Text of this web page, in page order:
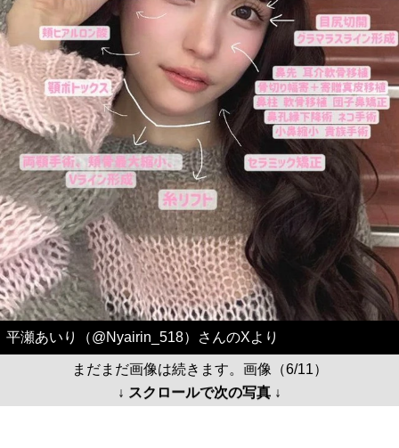
平瀬あいり（@Nyairin_518）さんのXより
まだまだ画像は続きます。画像（6/11）
↓ スクロールで次の写真 ↓